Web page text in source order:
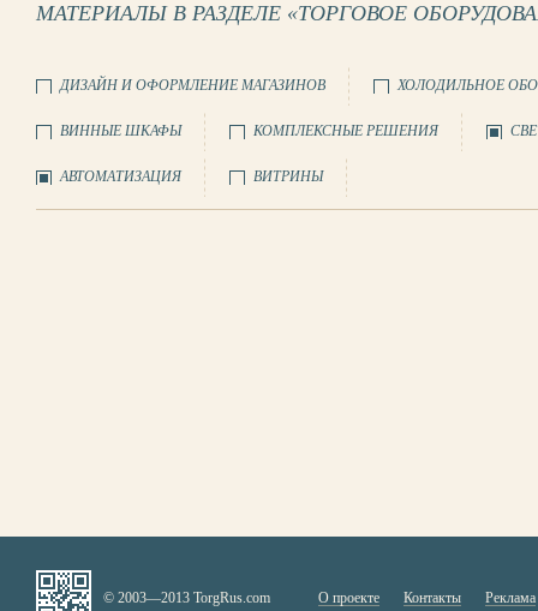
МАТЕРИАЛЫ В РАЗДЕЛЕ «ТОРГОВОЕ
ДИЗАЙН И ОФОРМЛЕНИЕ МАГАЗИНОВ ХОЛОДИЛЬНОЕ
ВИННЫЕ ШКАФЫ КОМПЛЕКСНЫЕ РЕШЕНИЯ
АВТОМАТИЗАЦИЯ ВИТРИНЫ
© 2003—2013 TorgRus.com О проекте Контакты Реклама